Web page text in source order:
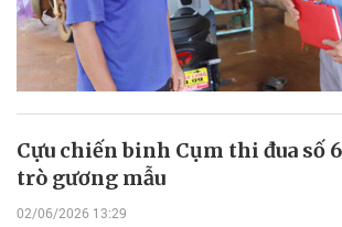
Cựu chiến binh Cụm thi đua số
trò gương mẫu
02/06/2026 13:29